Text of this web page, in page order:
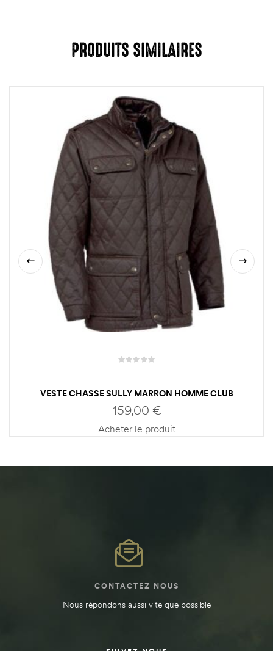
PRODUITS SIMILAIRES
VESTE CHASSE SULLY MARRON HOMME CLUB
INTERCHASSE
159,00 €
Acheter le produit
CONTACTEZ NOUS
Nous répondons aussi vite que possible